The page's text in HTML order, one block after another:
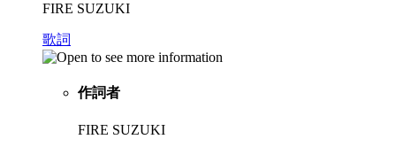
FIRE SUZUKI
歌詞
作詞者
FIRE SUZUKI